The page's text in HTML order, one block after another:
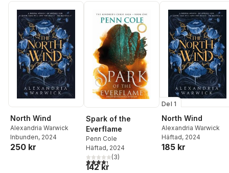
North Wind
Alexandria Warwick
Inbunden, 2024
250 kr
Spark of the
Everflame
Penn Cole
Häftad, 2024
4,3utav 5 stjärnor. Totalt antal röster:
(3)
142 kr
Del 1
North Wind
Alexandria Warwick
Häftad, 2024
185 kr